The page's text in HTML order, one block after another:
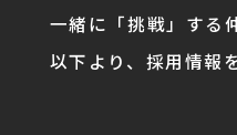
一緒に「挑戦」する
以下より、採用情報